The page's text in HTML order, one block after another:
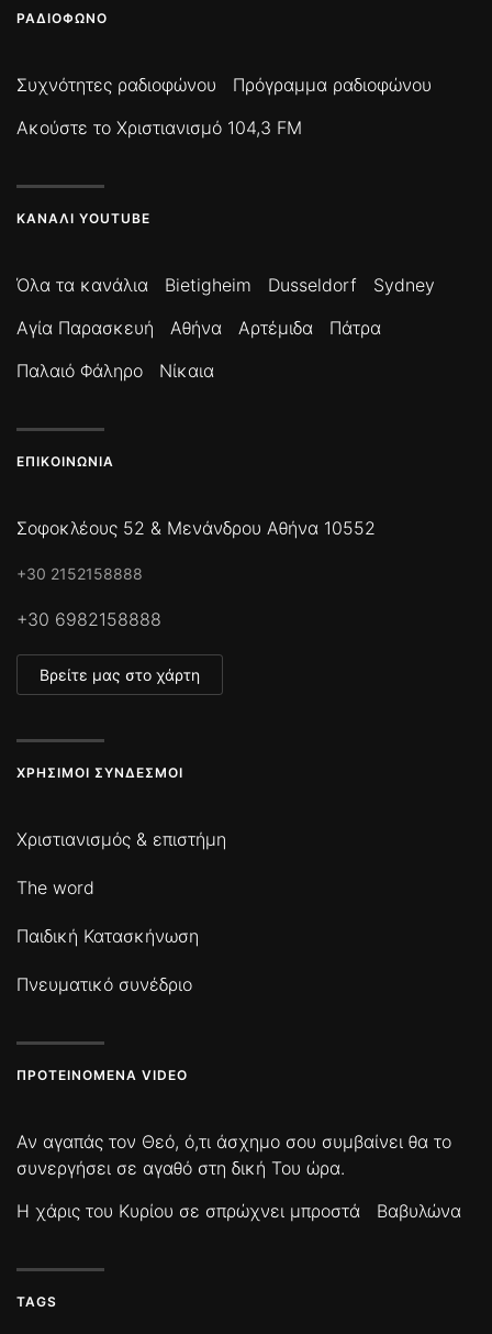
ΡΑΔΙΌΦΩΝΟ
Συχνότητες ραδιοφώνου
Πρόγραμμα ραδιοφώνου
Ακούστε το Χριστιανισμό 104,3 FM
ΚΑΝΆΛΙ YOUTUBE
Όλα τα κανάλια Bietigheim Dusseldorf
Sydney
Αγία Παρασκευή
Αθήνα Αρτέμιδα
Πάτρα
Παλαιό Φάληρο
Νίκαια
ΕΠΙΚΟΙΝΩΝΊΑ
Σοφοκλέους 52 & Μενάνδρου Αθήνα 10552
+30 2152158888
+30 6982158888
Βρείτε μας στο χάρτη
ΧΡΉΣΙΜΟΙ ΣΎΝΔΕΣΜΟΙ
Χριστιανισμός & επιστήμη
The word
Παιδική Κατασκήνωση
Πνευματικό συνέδριο
ΠΡΟΤΕΙΝΌΜΕΝΑ VIDEO
Αν αγαπάς τον Θεό, ό,τι άσχημο σου συμβαίνει θα το
συνεργήσει σε αγαθό στη δική Του ώρα.
Η χάρις του Κυρίου σε σπρώχνει μπροστά
Βαβυλώνα
TAGS